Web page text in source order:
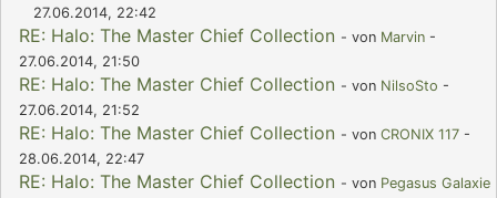
27.06.2014, 22:42
RE: Halo: The Master Chief Collection - von Marvin -
27.06.2014, 21:50
RE: Halo: The Master Chief Collection - von NilsoSto -
27.06.2014, 21:52
RE: Halo: The Master Chief Collection - von CRONIX 117 -
28.06.2014, 22:47
RE: Halo: The Master Chief Collection - von Pegasus Galaxie